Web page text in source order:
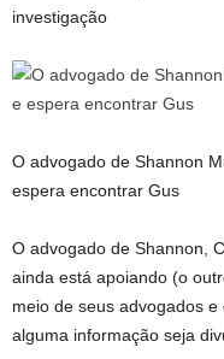
investigação
O advogado de Shannon
espera encontrar Gus
O advogado de Shannon,
ainda está apoiando (o
meio de seus advogados
alguma informação seja